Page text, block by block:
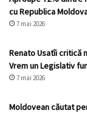
cu Republica
7 mai 2026
Renato Usatîi critică
Vrem un Legislativ
7 mai 2026
Moldovean căutat